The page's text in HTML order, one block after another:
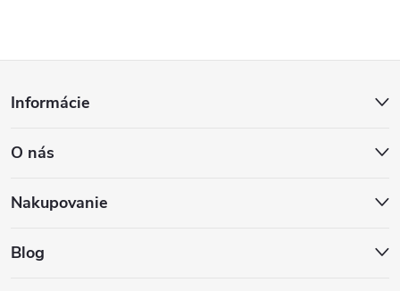
p
ä
Informácie
O nás
Nakupovanie
Blog